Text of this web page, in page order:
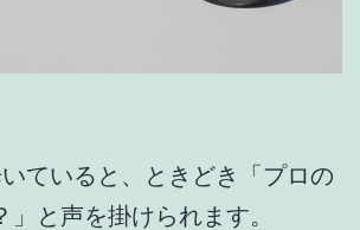
ていると、ときどき「プロの
と声を掛けられます。